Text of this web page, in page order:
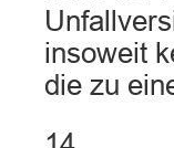
insoweit
die zu